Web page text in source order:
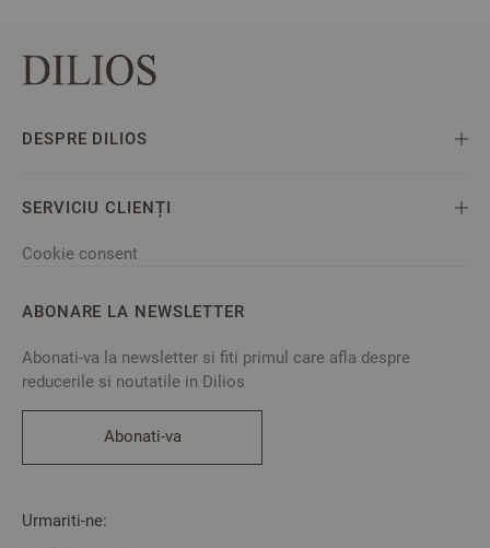
DESPRE DILIOS
SERVICIU CLIENȚI
Cookie consent
ABONARE LA NEWSLETTER
Abonati-va la newsletter si fiti primul care afla despre
reducerile si noutatile in Dilios
Abonati-va
Urmariti-ne: